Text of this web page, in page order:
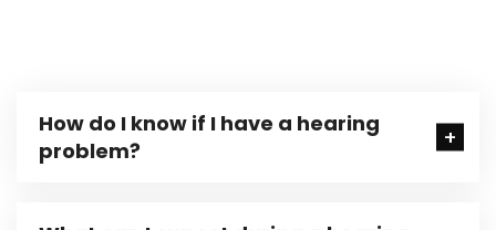
How do I know if I have a hearing
problem?